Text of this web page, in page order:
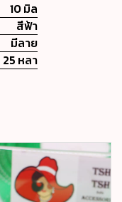
10 มิล
สีฟ้า
มีลาย
25 หลา